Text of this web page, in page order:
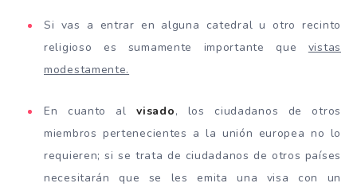
Si vas a entrar en alguna catedral u otro recinto
religioso es sumamente importante que vistas
modestamente.
En cuanto alvisado, los ciudadanos de otros
miembros pertenecientes a la unión europea no lo
requieren; si se trata de ciudadanos de otros países
necesitarán que se les emita una visa con un